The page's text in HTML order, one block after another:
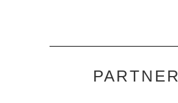
PARTNER